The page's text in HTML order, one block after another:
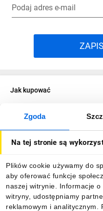
Zgoda
Na tej stronie są
Plików cookie używamy do
aby oferować funkcje
naszej witrynie. Informacje
witryny, udostępniamy
reklamowym i analitycznym.
Podaj adres e-mail
Jak kupować
O firmie
Informacje